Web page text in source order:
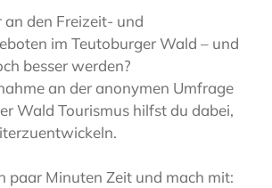
Nieheim
STÄDTE ENTDECKEN
den Freizeit- und
im Teutoburger Wald – und
besser werden?
an der anonymen Umfrage
Wald Tourismus hilfst du dabei,
paar Minuten Zeit und mach mit: